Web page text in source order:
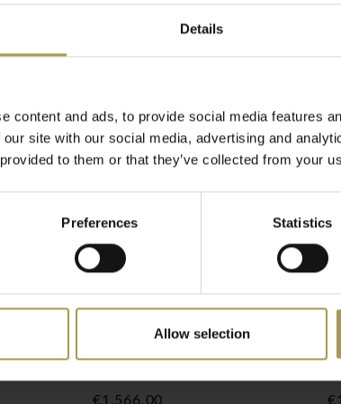
Details
content and ads, to provide social media features
site with our social media, advertising and
to them or that they’ve collected from your
Preferences Statistics
Allow selection
stijlvolle en
in de
bepaald door strakke
ruglaag
Air" technologie.
wenst kan u ons altijd
€1.566,00